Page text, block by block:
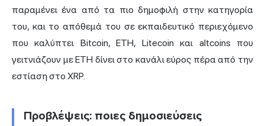
παραμένει ένα από τα πιο δημοφιλή στην κατηγορία
του, και το απόθεμά του σε εκπαιδευτικό περιεχόμενο
που καλύπτει Bitcoin, ETH, Litecoin και altcoins που
γειτνιάζουν με ETH δίνει στο κανάλι εύρος πέρα από την
εστίαση στο XRP.
Προβλέψεις: ποιες δημοσιεύσεις